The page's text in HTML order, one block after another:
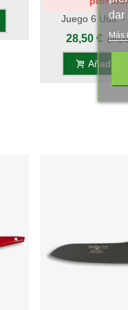
Juego 6 Uds. -
Untador
28,50 €
Añadir
dar
Más